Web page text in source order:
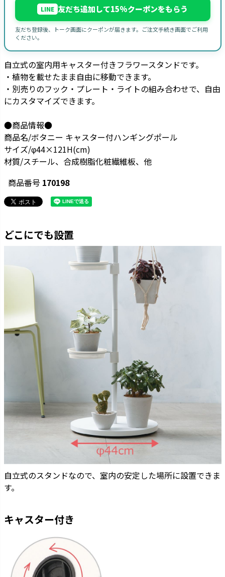
LINE 友だち追加して15%クーポンをもらう
友だち登録後、トーク画面にクーポンが届きます。ご注文手続き画面でご利用
ください。
自立式の室内用キャスター付きフラワースタンドです。
・植物を載せたまま自由に移動できます。
・別売りのフック・プレート・ライトの組み合わせで、自由
にカスタマイズできます。
●商品情報●
商品名/ボタニー キャスター付ハンギングポール
サイズ/φ44×121H(cm)
材質/スチール、合成樹脂化粧繊維板、他
商品番号 170198
どこにでも設置
自立式のスタンドなので、室内の安定した場所に設置できま
す。
キャスター付き